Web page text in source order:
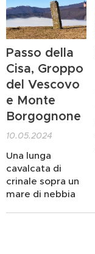
impagabile
giornata!
Passo della
Cisa, Groppo
del Vescovo
e Monte
Borgognone
10.05.2024
Una lunga
cavalcata di
crinale sopra un
mare di nebbia